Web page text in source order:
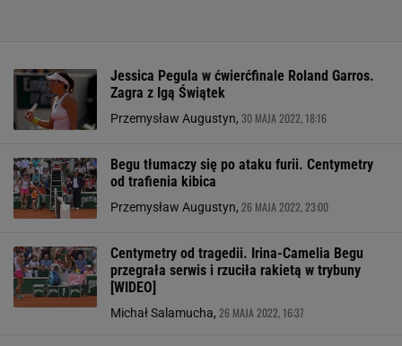
Jessica Pegula w ćwierćfinale Roland Garros.
Zagra z Igą Świątek
Przemysław Augustyn, 30 MAJA 2022, 18:16
Begu tłumaczy się po ataku furii. Centymetry
od trafienia kibica
Przemysław Augustyn, 26 MAJA 2022, 23:00
Centymetry od tragedii. Irina-Camelia Begu
przegrała serwis i rzuciła rakietą w trybuny
[WIDEO]
Michał Salamucha, 26 MAJA 2022, 16:37